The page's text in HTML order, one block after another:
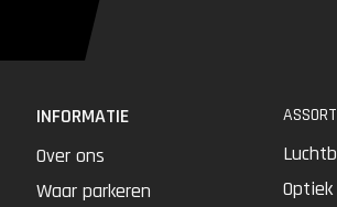
INFORMATIE
Over ons
Waar parkeren
Optiek